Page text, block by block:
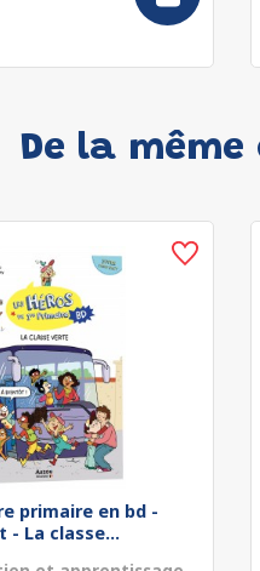
De la
primaire en bd -
- La classe...